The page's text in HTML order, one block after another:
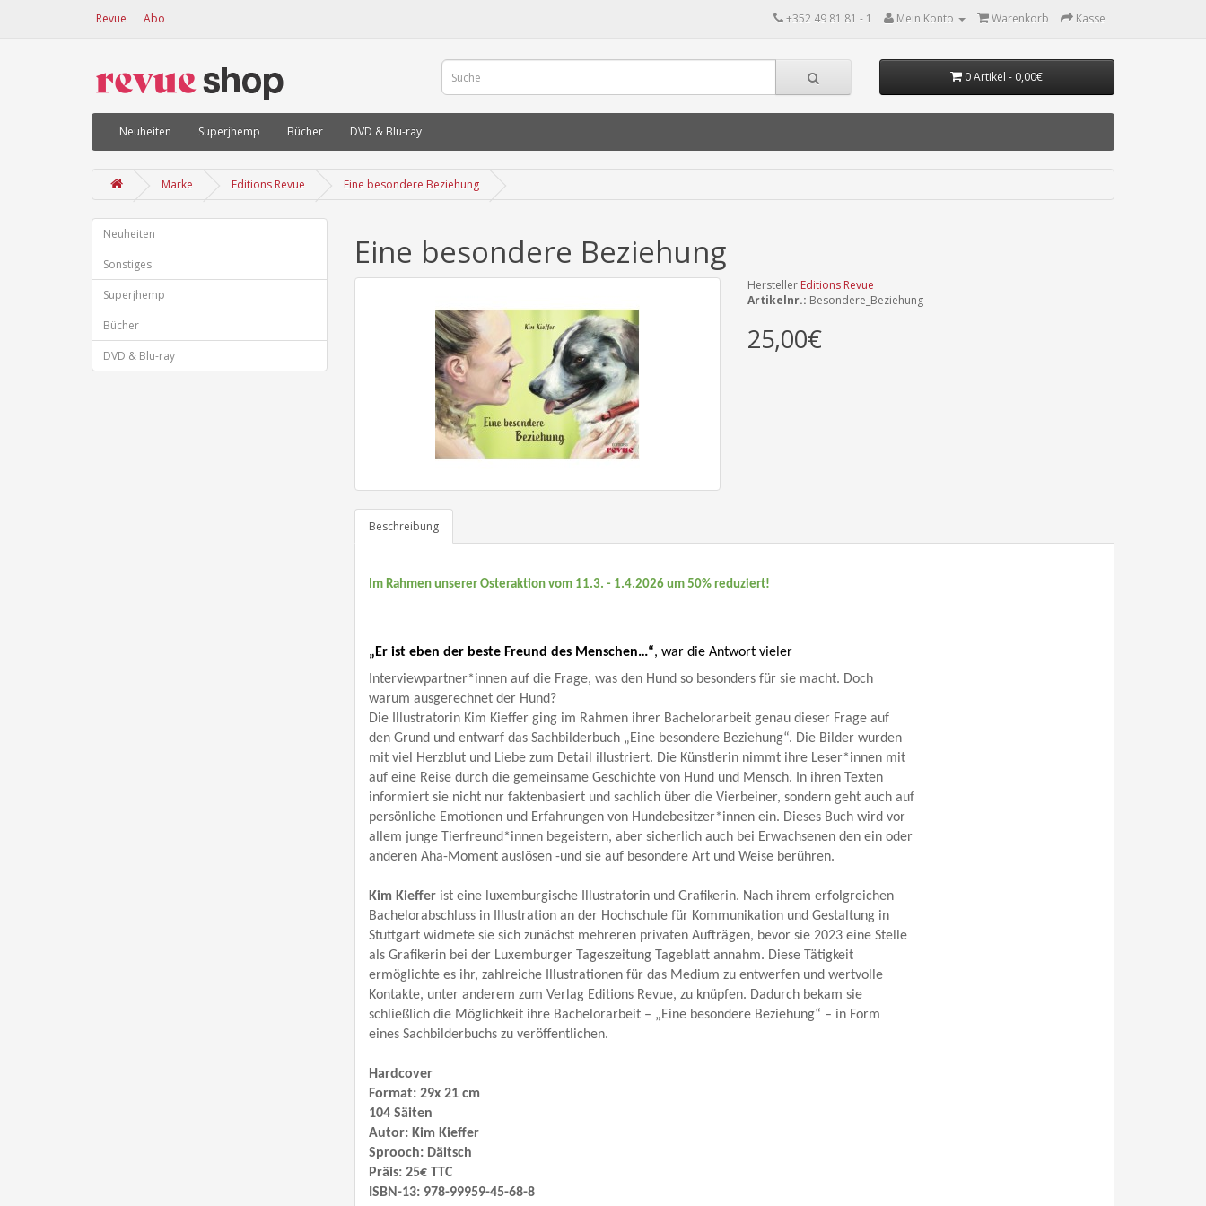
Revue Abo +352 49 81 81 - 1 Mein Konto Warenkorb Kasse
0 Artikel - 0,00€
Neuheiten Superjhemp Bücher DVD & Blu-ray
Marke Editions Revue Eine besondere Beziehung
Neuheiten
Sonstiges
Superjhemp
Bücher
DVD & Blu-ray
Eine besondere Beziehung
Hersteller Editions Revue
Artikelnr.: Besondere_Beziehung
25,00€
Beschreibung
Im Rahmen unserer Osteraktion vom 11.3. - 1.4.2026 um 50% reduziert!
„Er ist eben der beste Freund des Menschen…“, war die Antwort vieler
Interviewpartner*innen auf die Frage, was den Hund so besonders für sie macht. Doch
warum ausgerechnet der Hund?
Die Illustratorin Kim Kieffer ging im Rahmen ihrer Bachelorarbeit genau dieser Frage auf
den Grund und entwarf das Sachbilderbuch „Eine besondere Beziehung“. Die Bilder wurden
mit viel Herzblut und Liebe zum Detail illustriert. Die Künstlerin nimmt ihre Leser*innen mit
auf eine Reise durch die gemeinsame Geschichte von Hund und Mensch. In ihren Texten
informiert sie nicht nur faktenbasiert und sachlich über die Vierbeiner, sondern geht auch auf
persönliche Emotionen und Erfahrungen von Hundebesitzer*innen ein. Dieses Buch wird vor
allem junge Tierfreund*innen begeistern, aber sicherlich auch bei Erwachsenen den ein oder
anderen Aha-Moment auslösen -und sie auf besondere Art und Weise berühren.
Kim Kiefferist eine luxemburgische Illustratorin und Grafikerin. Nach ihrem erfolgreichen
Bachelorabschluss in Illustration an der Hochschule für Kommunikation und Gestaltung in
Stuttgart widmete sie sich zunächst mehreren privaten Aufträgen, bevor sie 2023 eine Stelle
als Grafikerin bei der Luxemburger Tageszeitung Tageblatt annahm. Diese Tätigkeit
ermöglichte es ihr, zahlreiche Illustrationen für das Medium zu entwerfen und wertvolle
Kontakte, unter anderem zum Verlag Editions Revue, zu knüpfen. Dadurch bekam sie
schließlich die Möglichkeit ihre Bachelorarbeit – „Eine besondere Beziehung“ – in Form
eines Sachbilderbuchs zu veröffentlichen.
Hardcover
Format: 29x 21 cm
104 Säiten
Autor: Kim Kieffer
Sprooch: Däitsch
Präis: 25€ TTC
ISBN-13: 978-99959-45-68-8